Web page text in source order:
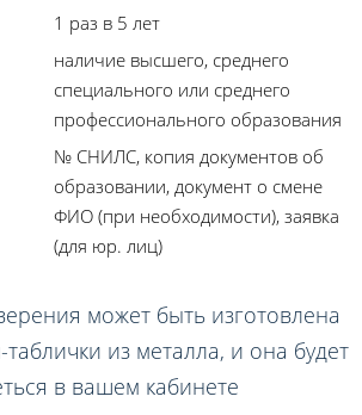
1 раз в 5 лет
наличие высшего, среднего
специального или среднего
профессионального образования
№ СНИЛС, копия документов об
образовании, документ о смене
ФИО (при необходимости), заявка
(для юр. лиц)
может быть изготовлена
из металла, и она будет
в вашем кабинете